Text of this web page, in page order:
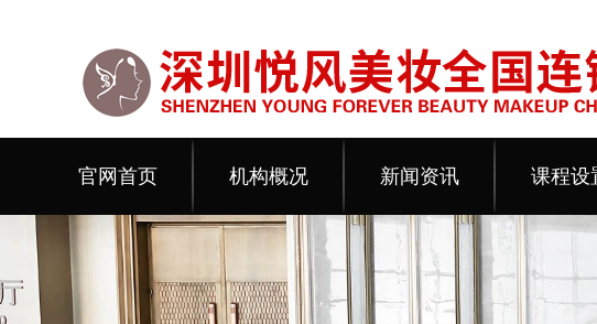
官网首页 机构概况 新闻资讯 课程设